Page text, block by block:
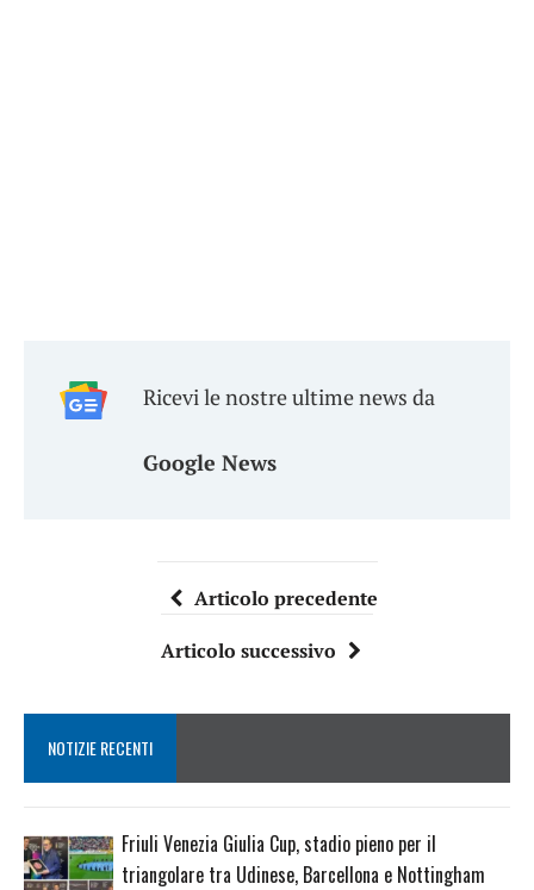
Ricevi le nostre ultime news da
Google News
Articolo precedente
Articolo successivo
NOTIZIE RECENTI
Friuli Venezia Giulia Cup, stadio pieno per il
triangolare tra Udinese, Barcellona e Nottingham